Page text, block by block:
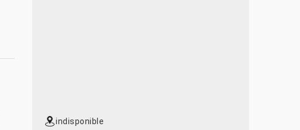
indisponible